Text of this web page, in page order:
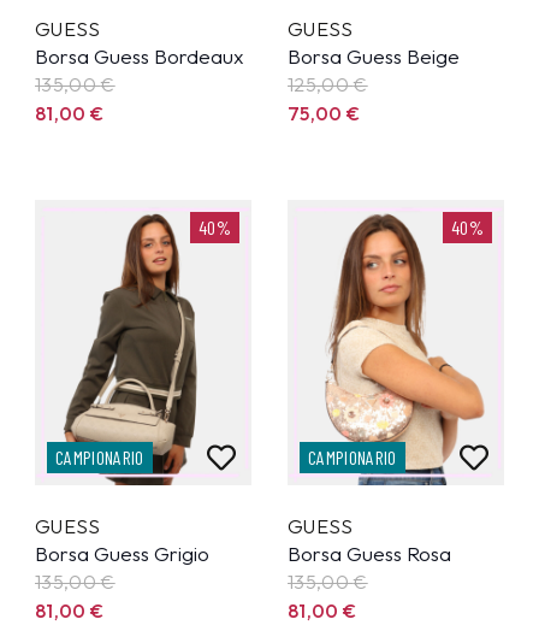
GUESS
Borsa Guess Bordeaux
135,00€
81,00€
GUESS
Borsa Guess Beige
125,00€
75,00€
40%
CAMPIONARIO
GUESS
Borsa Guess Grigio
135,00€
81,00€
40%
CAMPIONARIO
GUESS
Borsa Guess Rosa
135,00€
81,00€